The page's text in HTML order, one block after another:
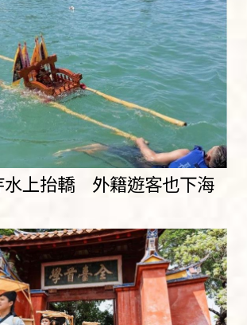
水上抬轎 外籍遊客也下海